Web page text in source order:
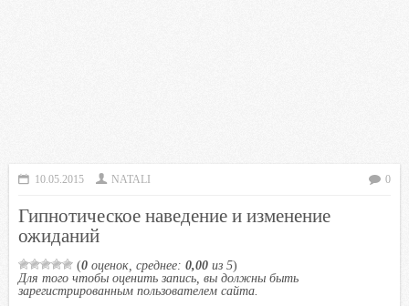
10.05.2015 NATALI 0
Гипнотическое наведение и изменение
ожиданий
(0 оценок, среднее: 0,00 из 5)
Для того чтобы оценить запись, вы должны быть
зарегистрированным пользователем сайта.